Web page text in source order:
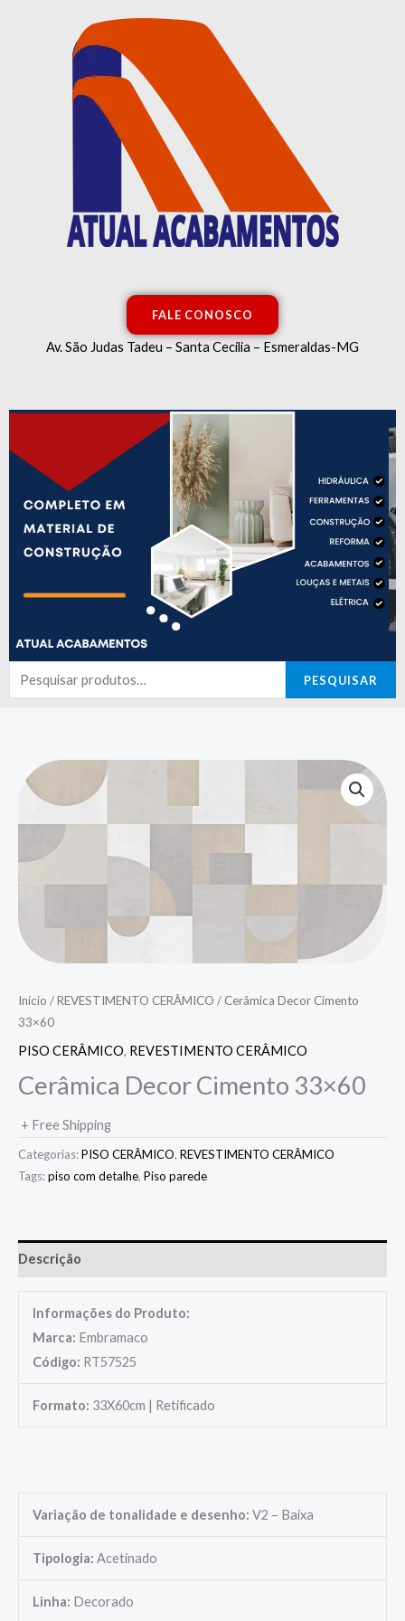
FALE CONOSCO
Av. São Judas Tadeu – Santa Cecília – Esmeraldas-MG
Pesquisar
por:
PESQUISAR
Início /REVESTIMENTO CERÂMICO / Cerâmica Decor Cimento
33×60
PISO CERÂMICO, REVESTIMENTO CERÂMICO
Cerâmica Decor Cimento 33×60
+ Free Shipping
Categorias:PISO CERÂMICO, REVESTIMENTO CERÂMICO
Tags:piso com detalhe, Piso parede
Descrição
Informações do Produto:
Marca: Embramaco
Código: RT57525
Formato: 33X60cm | Retificado
Variação de tonalidade e desenho: V2 – Baixa
Tipologia: Acetinado
Linha: Decorado